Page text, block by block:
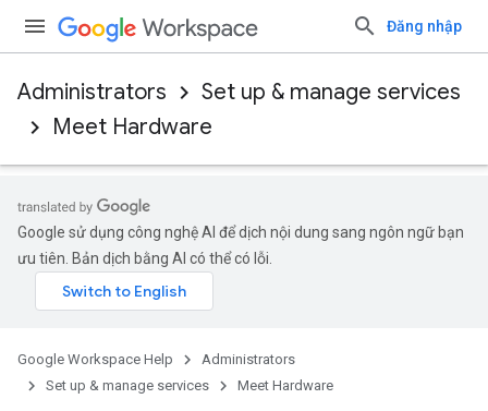
Đăng nhập
Administrators
Set up & manage services
Meet Hardware
Google sử dụng công nghệ AI để dịch nội dung sang ngôn ngữ bạn
ưu tiên. Bản dịch bằng AI có thể có lỗi.
Google Workspace Help
Administrators
Set up & manage services
Meet Hardware